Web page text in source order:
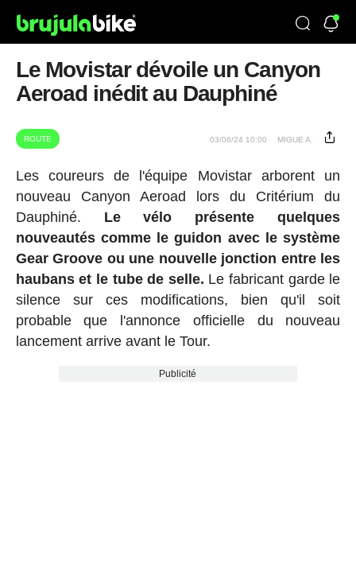
Le Movistar dévoile un Canyon
Aeroad inédit au Dauphiné
ROUTE 03/06/24 10:00 MIGUE A.
Les coureurs de l'équipe Movistar arborent un
nouveau Canyon Aeroad lors du Critérium du
Dauphiné. Le vélo présente quelques
nouveautés comme le guidon avec le système
Gear Groove ou une nouvelle jonction entre les
haubans et le tube de selle. Le fabricant garde le
silence sur ces modifications, bien qu'il soit
probable que l'annonce officielle du nouveau
lancement arrive avant le Tour.
Publicité